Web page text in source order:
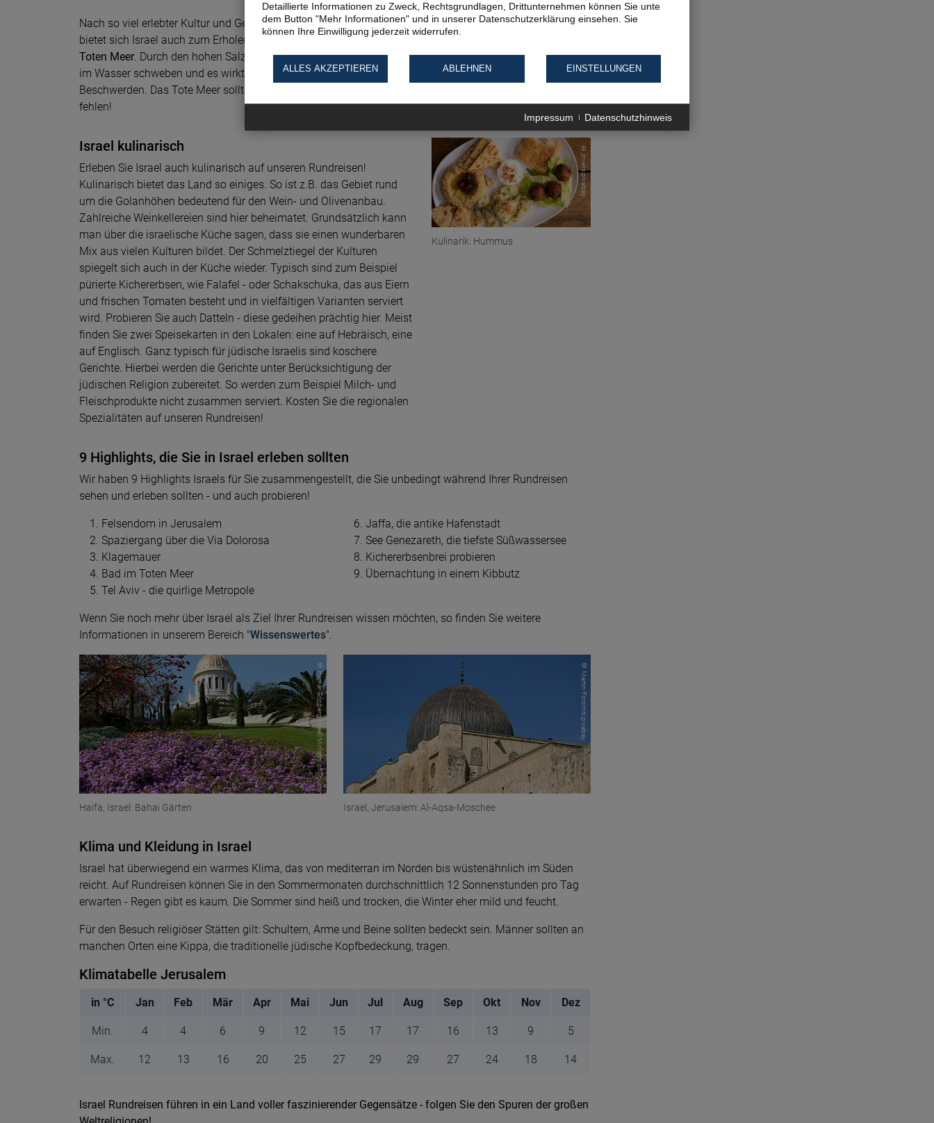
Nach so viel erlebter Kultur und Geschichte auf den Rundreisen
bietet sich Israel auch zum Erholen an - so z.B. bei einem Bad im
Toten Meer. Durch den hohen Salzgehalt können Sie fast mühelos
im Wasser schweben und es wirkt zudem heilend auf viele
Beschwerden. Das Tote Meer sollte auf Ihren Rundreisen nicht
fehlen!
Israel kulinarisch
Erleben Sie Israel auch kulinarisch auf unseren Rundreisen!
Kulinarisch bietet das Land so einiges. So ist z.B. das Gebiet rund
um die Golanhöhen bedeutend für den Wein- und Olivenanbau.
Zahlreiche Weinkellereien sind hier beheimatet. Grundsätzlich kann
man über die israelische Küche sagen, dass sie einen wunderbaren
Mix aus vielen Kulturen bildet. Der Schmelztiegel der Kulturen
spiegelt sich auch in der Küche wieder. Typisch sind zum Beispiel
pürierte Kichererbsen, wie Falafel - oder Schakschuka, das aus Eiern
und frischen Tomaten besteht und in vielfältigen Varianten serviert
wird. Probieren Sie auch Datteln - diese gedeihen prächtig hier. Meist
finden Sie zwei Speisekarten in den Lokalen: eine auf Hebräisch, eine
auf Englisch. Ganz typisch für jüdische Israelis sind koschere
Gerichte. Hierbei werden die Gerichte unter Berücksichtigung der
jüdischen Religion zubereitet. So werden zum Beispiel Milch- und
Fleischprodukte nicht zusammen serviert. Kosten Sie die regionalen
Spezialitäten auf unseren Rundreisen!
Kulinarik: Hummus
© jcvelis pixabay
9 Highlights, die Sie in Israel erleben sollten
Wir haben 9 Highlights Israels für Sie zusammengestellt, die Sie unbedingt während Ihrer Rundreisen
sehen und erleben sollten - und auch probieren!
Felsendom in Jerusalem
Spaziergang über die Via Dolorosa
Klagemauer
Bad im Toten Meer
Tel Aviv - die quirlige Metropole
Jaffa, die antike Hafenstadt
See Genezareth, die tiefste Süßwassersee
Kichererbsenbrei probieren
Übernachtung in einem Kibbutz
Wenn Sie noch mehr über Israel als Ziel Ihrer Rundreisen wissen möchten, so finden Sie weitere
Informationen in unserem Bereich "Wissenswertes".
Haifa, Israel: Bahai Gärten
© Itamar Grinberg Israeli Ministry of Tourism
Israel, Jerusalem: Al-Aqsa-Moschee
© Martin Forciniti pixabay
Klima und Kleidung in Israel
Israel hat überwiegend ein warmes Klima, das von mediterran im Norden bis wüstenähnlich im Süden
reicht. Auf Rundreisen können Sie in den Sommermonaten durchschnittlich 12 Sonnenstunden pro Tag
erwarten - Regen gibt es kaum. Die Sommer sind heiß und trocken, die Winter eher mild und feucht.
Für den Besuch religiöser Stätten gilt: Schultern, Arme und Beine sollten bedeckt sein. Männer sollten an
manchen Orten eine Kippa, die traditionelle jüdische Kopfbedeckung, tragen.
Klimatabelle Jerusalem
in °C Jan Feb Mär Apr Mai Jun Jul Aug Sep Okt Nov Dez
Min. 4 4 6 9 12 15 17 17 16 13 9 5
Max. 12 13 16 20 25 27 29 29 27 24 18 14
Israel Rundreisen führen in ein Land voller faszinierender Gegensätze - folgen Sie den Spuren der großen
Detaillierte Informationen zu Zweck, Rechtsgrundlagen, Drittunternehmen können Sie unter
dem Button "Mehr Informationen" und in unserer Datenschutzerklärung einsehen. Sie
können Ihre Einwilligung jederzeit widerrufen.
ALLES AKZEPTIEREN ABLEHNEN EINSTELLUNGEN
Impressum Datenschutzhinweis